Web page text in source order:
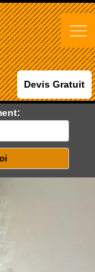
Devis Gratuit